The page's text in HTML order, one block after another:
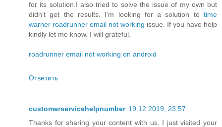
for its solution.I also tried to solve the issue of my own but
didn’t get the results. I’m looking for a solution to time
warner roadrunner email not working issue. If you have help
kindly let me know. I will grateful.
roadrunner email not working on android
Ответить
customerservicehelpnumber 19.12.2019, 23:57
Thanks for sharing your content with us. I just visited your